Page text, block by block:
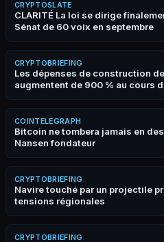
CRYPTOSLATE
CLARITÉ La loi se dirige
Sénat de 60 voix en septembre
CRYPTOBRIEFING
Les dépenses de construction
augmentent de 900 % au cours
américaine
COINTELEGRAPH
Bitcoin ne tombera jamais en
Nansen fondateur
CRYPTOBRIEFING
Navire touché par un projectile
tensions régionales
CRYPTOBRIEFING